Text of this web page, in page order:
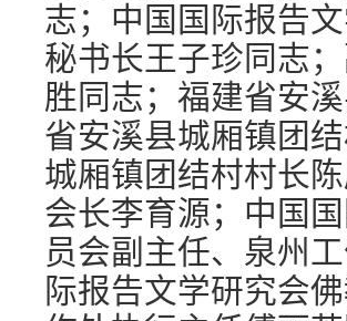
志；中国国际报告
秘书长王子珍同志
胜同志；福建省安
省安溪县城厢镇团
城厢镇团结村村长
会长李育源；中国
员会副主任、泉州
际报告文学研究会